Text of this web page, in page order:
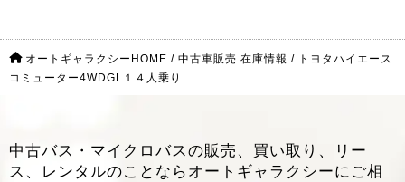
オートギャラクシーHOME / 中古車販売 在庫情報 / トヨタハイエース
コミューター4WDGL１４人乗り
中古バス・マイクロバスの販売、買い取り、リー
ス、レンタルのことなら オートギャラクシーにご相